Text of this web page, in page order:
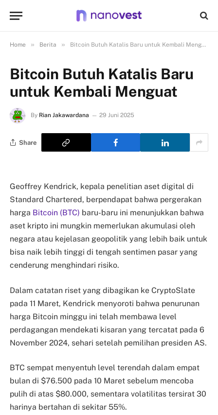
Home » Berita » Bitcoin Butuh Katalis Baru untuk Kembali Menguat
Bitcoin Butuh Katalis Baru
untuk Kembali Menguat
By Rian Jakawardana 29 Juni 2025
Share
Geoffrey Kendrick, kepala penelitian aset digital di
Standard Chartered, berpendapat bahwa pergerakan
harga Bitcoin (BTC) baru-baru ini menunjukkan bahwa
aset kripto ini mungkin memerlukan akumulasi oleh
negara atau kejelasan geopolitik yang lebih baik untuk
bisa naik lebih tinggi di tengah sentimen pasar yang
cenderung menghindari risiko.
Dalam catatan riset yang dibagikan ke CryptoSlate
pada 11 Maret, Kendrick menyoroti bahwa penurunan
harga Bitcoin minggu ini telah membawa level
perdagangan mendekati kisaran yang tercatat pada 6
November 2024, sehari setelah pemilihan presiden AS.
BTC sempat menyentuh level terendah dalam empat
bulan di $76.500 pada 10 Maret sebelum mencoba
pulih di atas $80.000, sementara volatilitas tersirat 30
harinya bertahan di sekitar 55%.